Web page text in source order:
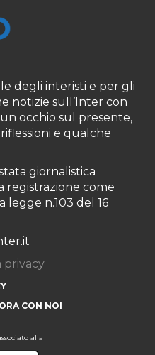
degli interisti e per gli
notizie sull’Inter con
occhio sul presente,
e qualche
giornalistica
registrazione come
legge n.103 del 16
privacy
CON NOI
alla